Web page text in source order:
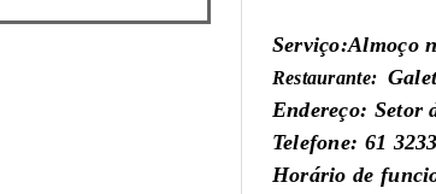
Serviço:Almoço
Restaurante:
Endereço: Setor
Telefone: 61
Horário de